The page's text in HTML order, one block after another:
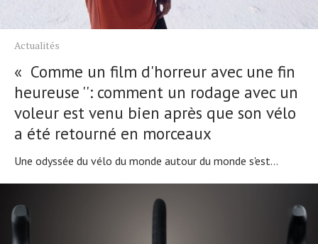
Actualités
« Comme un film d'horreur avec une fin
heureuse '': comment un rodage avec un
voleur est venu bien après que son vélo
a été retourné en morceaux
Une odyssée du vélo du monde autour du monde s'est...